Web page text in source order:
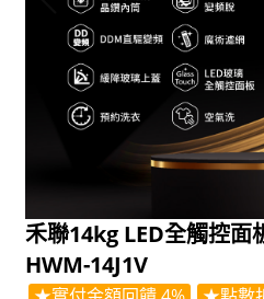
禾聯14kg LED全觸控面
HWM-14J1V